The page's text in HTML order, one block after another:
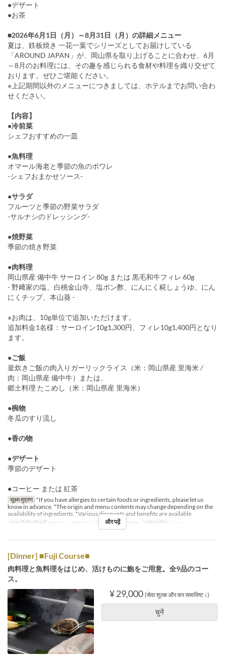
●デザート
●お茶
■2026年6月1日（月）～8月31日（月）の詳細メニュー
夏は、鉄板焼き 一花一葉でシリーズとしてお届けしている
「AROUND JAPAN」が、岡山県を取り上げることに合わせ、6月
～8月のお料理には、その趣を感じられる食材や料理を織り交ぜて
おります。ぜひご堪能ください。
※上記期間以外のメニューにつきましては、ホテルまでお問い合わ
せください。
【内容】
●冷前菜
シェフおすすめの一皿
●魚料理
オマール海老と季節の魚のポワレ
-シェフおまかせソース-
●サラダ
フルーツと季節の野菜サラダ
-サルナシのドレッシング-
●焼野菜
季節の焼き野菜
●肉料理
岡山県産 備中牛 サーロイン 80g または 黒毛和牛フィレ 60g
- 野﨑家の塩、白桃金山寺、塩ポン酢、にんにく糀しょうゆ、にん
にくチップ、本山葵 -
※お肉は、10g単位で追加いただけます。
追加料金1名様：サーロイン10g1,300円、フィレ10g1,400円となり
ます。
●ご飯
釜炊きご飯の肉入りガーリックライス（米：岡山県産 里海米 /
肉：岡山県産 備中牛）または、
郷土料理 たこめし（米：岡山県産 里海米）
●椀物
冬瓜のすり流し
●香の物
●デザート
季節のデザート
●コーヒー または 紅茶
सूक्ष्म मुद्रण *If you have allergies to certain foods or ingredients, please let us
know in advance. *The origin and menu contents may change depending on the
availability of ingredients. *Various discounts and benefits are available.
मान्य तिथि सीमाएँ
जून 01 ~ अगस्त 31 भोजन रात का खाना आदेश सीमा 1 ~ 6
और पढ़ें
[Dinner] ■Fuji Course■
肉料理と魚料理をはじめ、活けものに鮑をご用意。全9品のコー
ス。
¥ 29,000 (सेवा शुल्क और कर समाविष्ट।)
चुनें